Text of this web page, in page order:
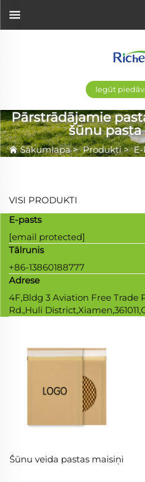
Iegūt
Pārstrādājamie
šūnu
Sākumlapa>Produkti>
VISI PRODUKTI
E-pasts
[email protected]
Tālrunis
+86-13860188777
Adrese
4F,Bldg 3 Aviation Free Trade
Rd.,Huli
Šūnu veida pastas maisiņi